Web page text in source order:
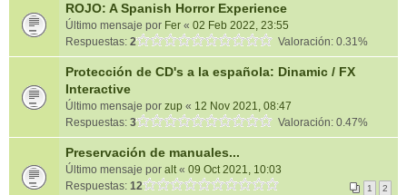
ROJO: A Spanish Horror Experience
Último mensaje por Fer « 02 Feb 2022, 23:55
Respuestas: 2 Valoración: 0.31%
Protección de CD's a la española: Dinamic / FX
Interactive
Último mensaje por zup « 12 Nov 2021, 08:47
Respuestas: 3 Valoración: 0.47%
Preservación de manuales...
Último mensaje por alt« 09 Oct 2021, 10:03
Respuestas: 12 1 2